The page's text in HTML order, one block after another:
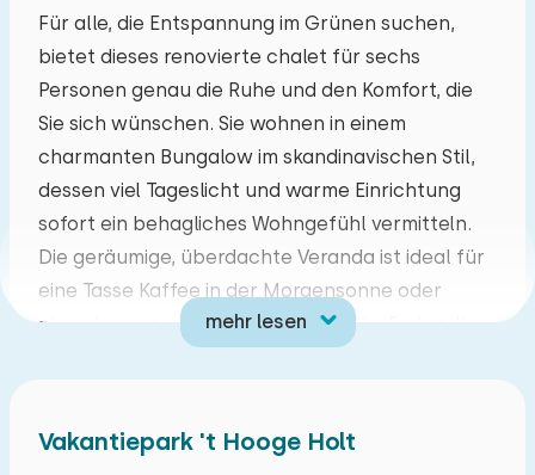
Für alle, die Entspannung im Grünen suchen,
bietet dieses renovierte chalet für sechs
Personen genau die Ruhe und den Komfort, die
Sie sich wünschen. Sie wohnen in einem
charmanten Bungalow im skandinavischen Stil,
dessen viel Tageslicht und warme Einrichtung
sofort ein behagliches Wohngefühl vermitteln.
Die geräumige, überdachte Veranda ist ideal für
eine Tasse Kaffee in der Morgensonne oder
einen langen, entspannten Abend im Freien. Ihr
Praktische Annehmlichkeiten wie ein separater
mehr lesen
Mo Di Mi Do Fr Sa So
27 28 29 30 31 01
03 04 05 06 07 08
10 11 12 13 14 15 16
17 18 19 20 21 22 23
Vakantiepark 't Hooge Holt